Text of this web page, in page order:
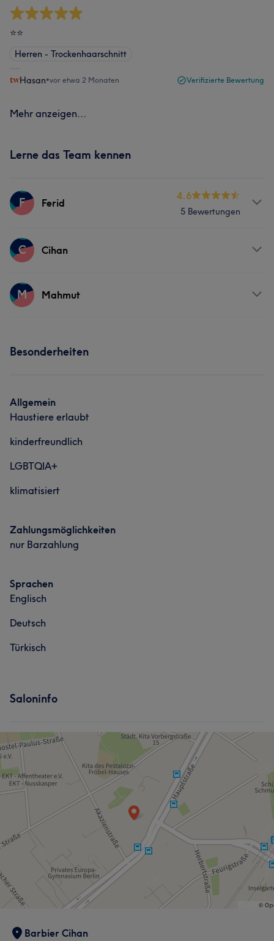
⭐️⭐️
Herren - Trockenhaarschnitt
Hasan•vor etwa 2 Monaten Verifizierte Bewertung
Mehr anzeigen...
Lerne das Team kennen
F Ferid
4.6
5 Bewertungen
Services
C Cihan
Services
M Mahmut
Besonderheiten
Allgemein
Haustiere erlaubt
kinderfreundlich
LGBTQIA+
klimatisiert
Zahlungsmöglichkeiten
nur Barzahlung
Sprachen
Englisch
Deutsch
Türkisch
Saloninfo
Barbier Cihan